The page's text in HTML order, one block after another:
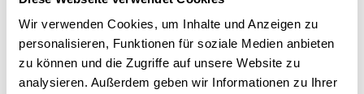
Wir verwenden Cookies, um Inhalte und Anzeigen zu
personalisieren, Funktionen für soziale Medien anbieten
zu können und die Zugriffe auf unsere Website zu
analysieren. Außerdem geben wir Informationen zu Ihrer